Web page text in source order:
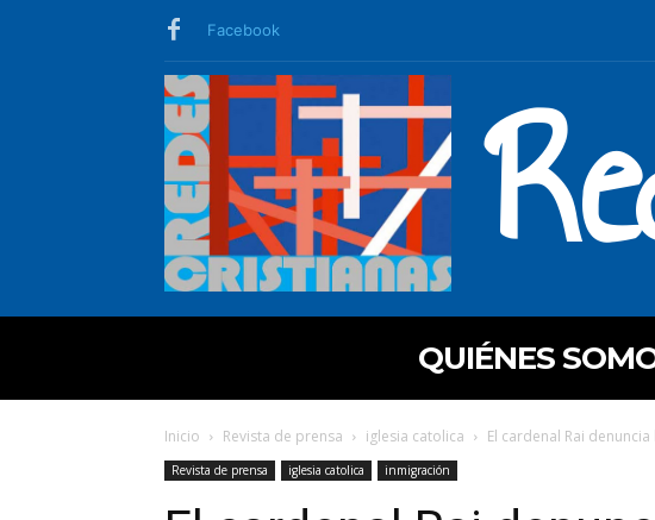
Facebook
QUIÉNES
Inicio Revista de prensa iglesia catolica El cardenal Rai
Revista de prensa iglesia catolica inmigración